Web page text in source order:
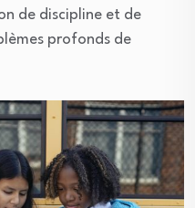
de discipline et de
profonds de